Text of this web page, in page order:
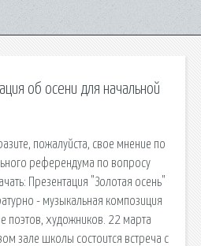
об осени для начальной
пожалуйста, свое мнение по
референдума по вопросу
Презентация "Золотая осень"
- музыкальная композиция
поэтов, художников. 22 марта
зале школы состоится встреча с